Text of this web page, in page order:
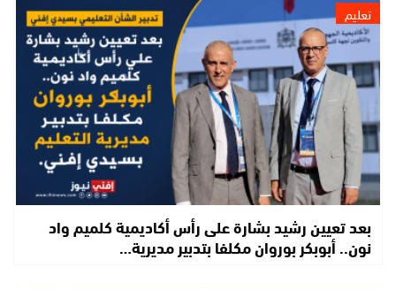
تعليم
بعد تعيين رشيد بشارة على رأس أكاديمية كلميم واد
نون.. أبوبكر بوروان مكلفا بتدبير مديرية…